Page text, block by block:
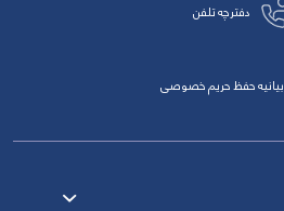
دفترچه تلفن
بیانیه حفظ حریم خصوصی